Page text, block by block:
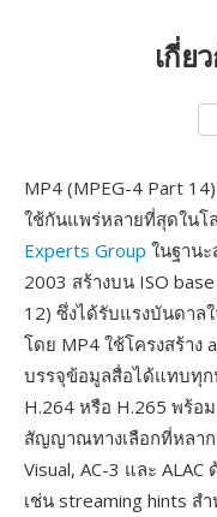
เกี่ย
MP4 (MPEG-4 Part
ใช้กันแพร่หลายที่สุดในโ
Experts Group ในฐาน
2003 สร้างบน ISO
12) ซึ่งได้รับแรงบันดาล
โดย MP4 ใช้โครงสร้า
บรรจุข้อมูลสื่อได้แทบทุก
H.264 หรือ H.265 พร้อ
สัญญาณทางเลือกที่หลาก
Visual, AC-3 และ
เช่น streaming hints ส